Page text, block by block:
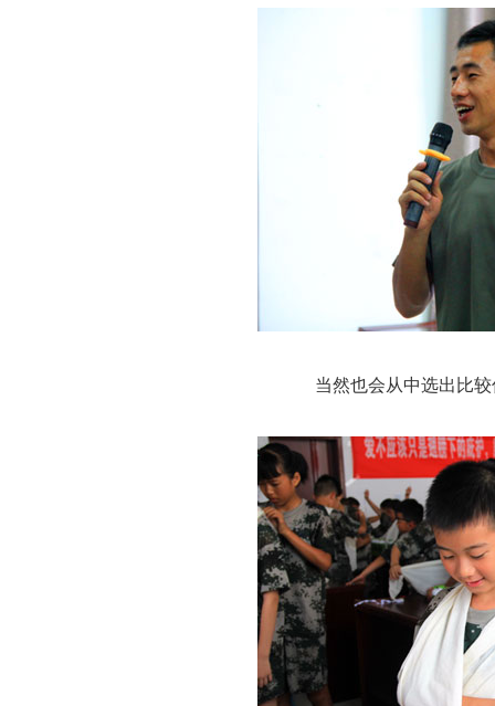
当然也会从中选出比